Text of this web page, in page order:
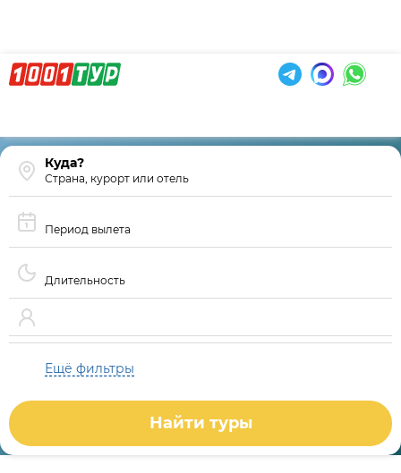
Страна, курорт или отель
Период вылета
Длительность
Ещё фильтры
Найти туры